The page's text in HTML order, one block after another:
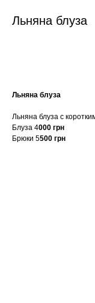
Льняна блуза
Льняна блуза
Льняна блуза с
Блуза 4000 грн
Брюки 5500 грн